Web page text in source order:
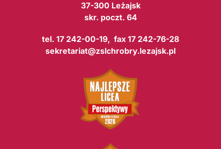
37-300 Leżajsk
skr. poczt. 64
tel. 17 242-00-19, fax 17 242-76-28
sekretariat@zslchrobry.lezajsk.pl